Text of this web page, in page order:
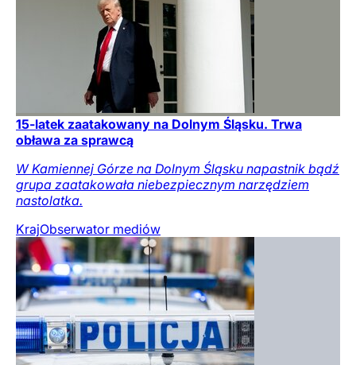
15-latek zaatakowany na Dolnym Śląsku. Trwa
obława za sprawcą
W Kamiennej Górze na Dolnym Śląsku napastnik bądź
grupa zaatakowała niebezpiecznym narzędziem
nastolatka.
KrajObserwator mediów